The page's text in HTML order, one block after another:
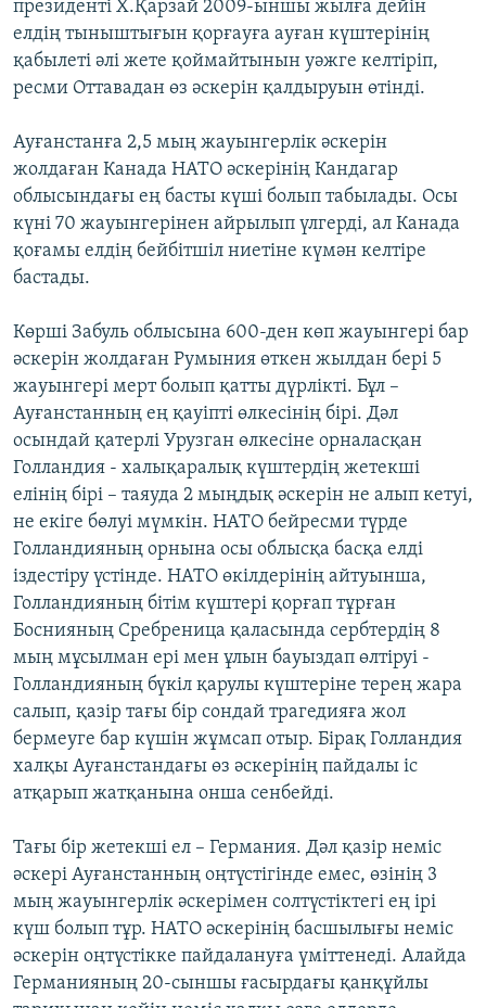
президенті Х.Қарзай 2009-ыншы жылға дейін
елдің тыныштығын қорғауға ауған күштерінің
қабылеті әлі жете қоймайтынын уәжге келтіріп,
ресми Оттавадан өз әскерін қалдыруын өтінді.
Ауғанстанға 2,5 мың жауынгерлік әскерін
жолдаған Канада НАТО әскерінің Кандагар
облысындағы ең басты күші болып табылады. Осы
күні 70 жауынгерінен айрылып үлгерді, ал Канада
қоғамы елдің бейбітшіл ниетіне күмән келтіре
бастады.
Көрші Забуль облысына 600-ден көп жауынгері бар
әскерін жолдаған Румыния өткен жылдан бері 5
жауынгері мерт болып қатты дүрлікті. Бұл –
Ауғанстанның ең қауіпті өлкесінің бірі. Дәл
осындай қатерлі Урузган өлкесіне орналасқан
Голландия - халықаралық күштердің жетекші
елінің бірі – таяуда 2 мыңдық әскерін не алып кетуі,
не екіге бөлуі мүмкін. НАТО бейресми түрде
Голландияның орнына осы облысқа басқа елді
іздестіру үстінде. НАТО өкілдерінің айтуынша,
Голландияның бітім күштері қорғап тұрған
Боснияның Сребреница қаласында сербтердің 8
мың мұсылман ері мен ұлын бауыздап өлтіруі -
Голландияның бүкіл қарулы күштеріне терең жара
салып, қазір тағы бір сондай трагедияға жол
бермеуге бар күшін жұмсап отыр. Бірақ Голландия
халқы Ауғанстандағы өз әскерінің пайдалы іс
атқарып жатқанына онша сенбейді.
Тағы бір жетекші ел – Германия. Дәл қазір неміс
әскері Ауғанстанның оңтүстігінде емес, өзінің 3
мың жауынгерлік әскерімен солтүстіктегі ең ірі
күш болып тұр. НАТО әскерінің басшылығы неміс
әскерін оңтүстікке пайдалануға үміттенеді. Алайда
Германияның 20-сыншы ғасырдағы қанқұйлы